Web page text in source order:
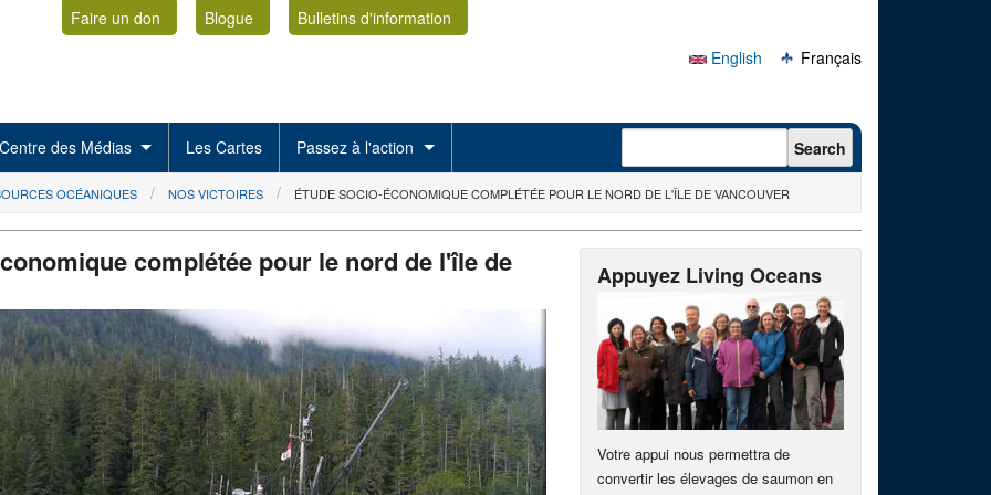
Faire un don Blogue
Bulletins d'information
English
Français
Centre des Médias Les Cartes Passez à l'action Search form Search
OCÉANIQUES NOS VICTOIRES ÉTUDE SOCIO-ÉCONOMIQUE COMPLÉTÉE POUR LE NORD DE L'ÎLE DE VANCOUVER
complétée pour le nord de l'île de Appuyez Living Oceans
Votre appui nous permettra de
convertir les élevages de saumon en